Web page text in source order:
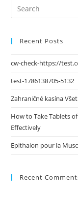
Recent Posts
cw-check-https://
test-1786138705-5132
Zahraničné kasína
How to Take Tablets
Effectively
Epithalon pour la
Recent